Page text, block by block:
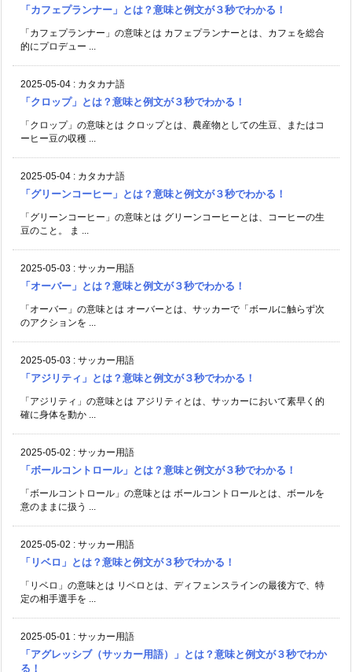
「カフェプランナー」とは？意味と例文が３秒でわかる！
「カフェプランナー」の意味とは カフェプランナーとは、カフェを総合
的にプロデュー ...
2025-05-04 : カタカナ語
「クロップ」とは？意味と例文が３秒でわかる！
「クロップ」の意味とは クロップとは、農産物としての生豆、またはコ
ーヒー豆の収穫 ...
2025-05-04 : カタカナ語
「グリーンコーヒー」とは？意味と例文が３秒でわかる！
「グリーンコーヒー」の意味とは グリーンコーヒーとは、コーヒーの生
豆のこと。 ま ...
2025-05-03 : サッカー用語
「オーバー」とは？意味と例文が３秒でわかる！
「オーバー」の意味とは オーバーとは、サッカーで「ボールに触らず次
のアクションを ...
2025-05-03 : サッカー用語
「アジリティ」とは？意味と例文が３秒でわかる！
「アジリティ」の意味とは アジリティとは、サッカーにおいて素早く的
確に身体を動か ...
2025-05-02 : サッカー用語
「ボールコントロール」とは？意味と例文が３秒でわかる！
「ボールコントロール」の意味とは ボールコントロールとは、ボールを
意のままに扱う ...
2025-05-02 : サッカー用語
「リベロ」とは？意味と例文が３秒でわかる！
「リベロ」の意味とは リベロとは、ディフェンスラインの最後方で、特
定の相手選手を ...
2025-05-01 : サッカー用語
「アグレッシブ（サッカー用語）」とは？意味と例文が３秒でわか
る！